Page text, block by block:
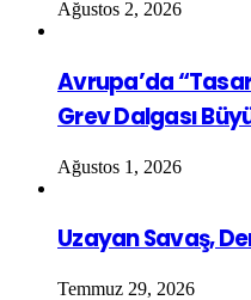
Ağustos 2, 2026
Avrupa’da
Grev Dalgası
Ağustos 1, 2026
Uzayan Savaş,
Temmuz 29, 2026